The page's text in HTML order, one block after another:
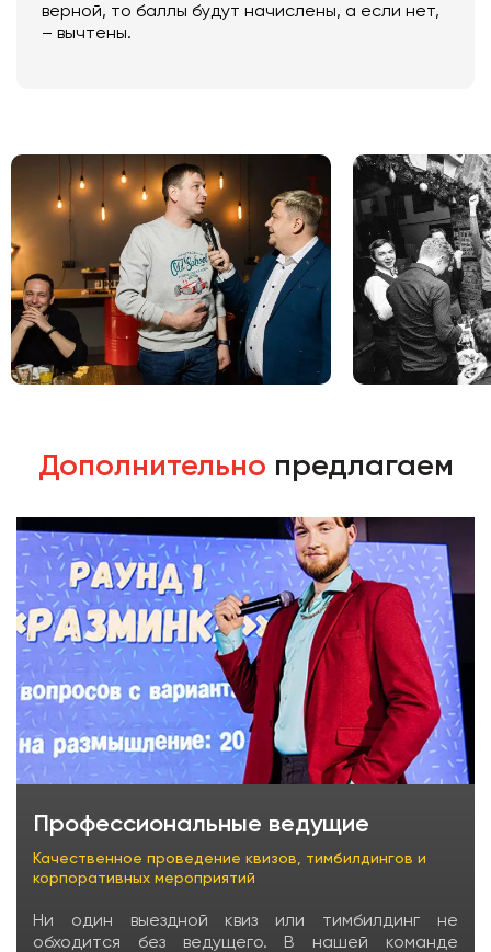
верной, то баллы будут начислены, а если нет,
– вычтены.
Дополнительно предлагаем
Профессиональные ведущие
Качественное проведение квизов, тимбилдингов и
корпоративных мероприятий
Ни один выездной квиз или тимбилдинг не
обходится без ведущего. В нашей команде